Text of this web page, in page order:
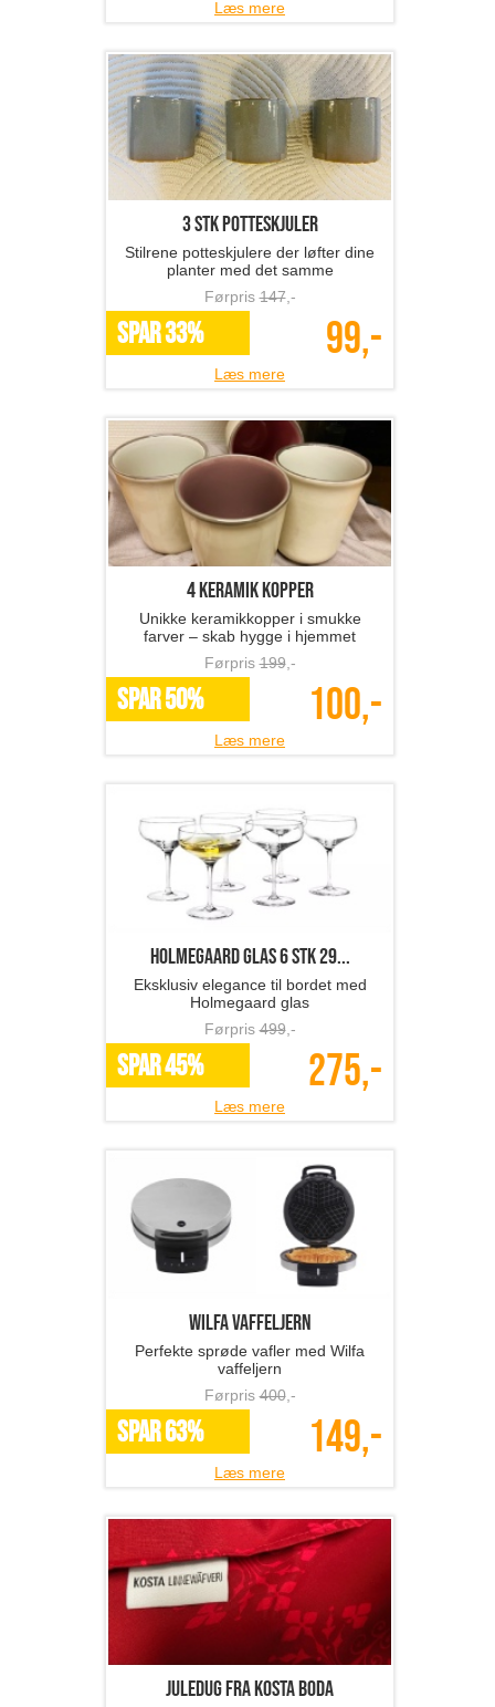
Læs mere
3 stk potteskjuler
Stilrene potteskjulere der løfter dine
planter med det samme
Førpris147,-
SPAR 33% 99,-
Læs mere
4 keramik kopper
Unikke keramikkopper i smukke
farver – skab hygge i hjemmet
Førpris199,-
SPAR 50% 100,-
Læs mere
Holmegaard glas 6 stk 29...
Eksklusiv elegance til bordet med
Holmegaard glas
Førpris499,-
SPAR 45% 275,-
Læs mere
Wilfa vaffeljern
Perfekte sprøde vafler med Wilfa
vaffeljern
Førpris400,-
SPAR 63% 149,-
Læs mere
Juledug fra Kosta Boda